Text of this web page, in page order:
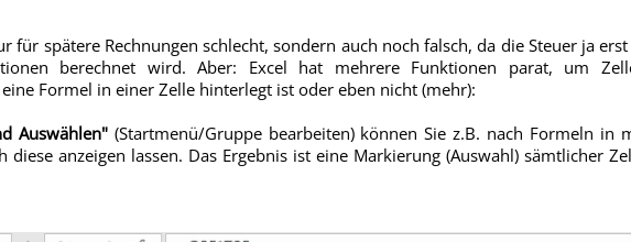
für spätere Rechnungen schlecht, sondern auch noch falsch, da die Steuer ja
berechnet wird. Aber: Excel hat mehrere Funktionen parat, um
Formel in einer Zelle hinterlegt ist oder eben nicht (mehr):
Auswählen"(Startmenü/Gruppe bearbeiten) können Sie z.B. nach Formeln in
diese anzeigen lassen. Das Ergebnis ist eine Markierung (Auswahl) sämtlicher